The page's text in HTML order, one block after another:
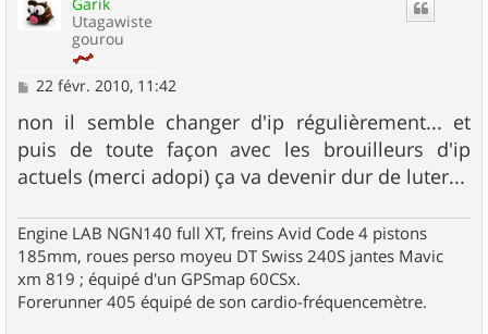
Utagawiste
gourou
M
s
s
a
g
e
22 févr. 2010, 11:42
non il semble changer d'ip régulièrement... et
puis de toute façon avec les brouilleurs d'ip
actuels (merci adopi) ça va devenir dur de luter...
Engine LAB NGN140 full XT, freins Avid Code 4 pistons
185mm, roues perso moyeu DT Swiss 240S jantes Mavic
xm 819 ; équipé d'un GPSmap 60CSx.
Forerunner 405 équipé de son cardio-fréquencemètre.